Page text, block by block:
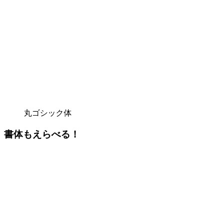
丸ゴシック体
書体もえらべる！